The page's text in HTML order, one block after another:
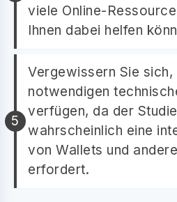
viele Online-
Ihnen dabei helfen
Vergewissern Sie
notwendigen
verfügen, da der
wahrscheinlich eine
von Wallets und
erfordert.